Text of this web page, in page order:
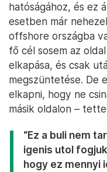
hatóságához, és ez
esetben már
offshore országba
fő cél sosem az
elkapása, és csak
megszüntetése. De
elkapni, hogy ne
másik oldalon –
“Ez a buli nem
igenis utol
hogy ez mennyi